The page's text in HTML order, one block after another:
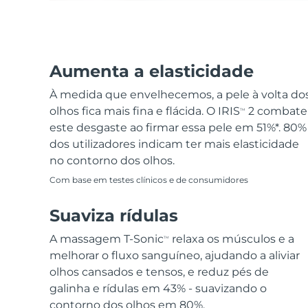
Aumenta a elasticidade
À medida que envelhecemos, a pele à volta
olhos fica mais fina e flácida. O IRISTM
2 combate
este desgaste ao firmar essa pele em 51%*. 80%
dos utilizadores indicam ter mais elasticidade
no contorno dos olhos.
Com base em testes clínicos e de consumidores
Suaviza rídulas
A massagem T-SonicTM
relaxa os músculos e a
melhorar o fluxo sanguíneo, ajudando a aliviar
olhos cansados e tensos, e reduz pés de
galinha e rídulas em 43% - suavizando o
contorno dos olhos em 80%.
FAQ™ produtos
All anti-aging treatments
All LED treatments
FAQ™ products
All toning treatments
PEACH™ 2
IPL hair removal
Travel-friendly IPL hair removal
PEACH™ Cooling Prep Gel
Cooling IPL hair removal gel
LUNA™ 4 body
Massaging body brush
Firming body serum
Tratamento da acne
ESPADA™ 2 plus
Recurring acne LED therapy
ESPADA™ 2
ESPADA™ Blemish Solution
Concentrated acne gel
Cuidados com os
olhos
BEAR™ 2 eyes & lips
Microcurrent line smoothing device
IRIS™ 2
Cuidado de olhos
Advanced eye care treatment
Diamond microdermabrasion .
KIWI™
Blackhead remover
2-in-1 LED scalp massager
FLIP™ play advanced
LED light hairbrush
Branqueamento
dentário
issa™ Teeth Whitening Set
Dual LED + sonic device & 18% PAP gel
MAIS